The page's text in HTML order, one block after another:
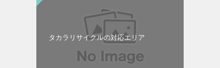
タカラリサイクルの対応エリア